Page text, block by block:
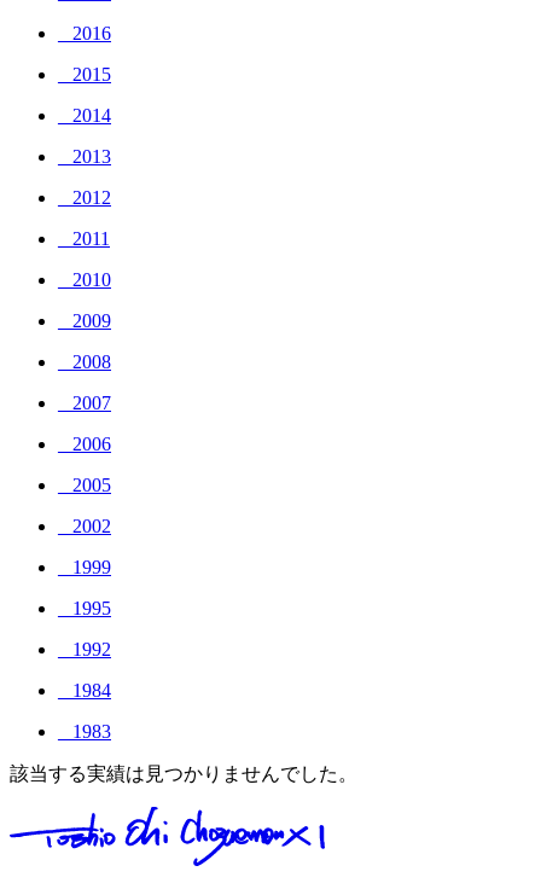
_ 2016
_ 2015
_ 2014
_ 2013
_ 2012
_ 2011
_ 2010
_ 2009
_ 2008
_ 2007
_ 2006
_ 2005
_ 2002
_ 1999
_ 1995
_ 1992
_ 1984
_ 1983
該当する実績は見つかりませんでした。